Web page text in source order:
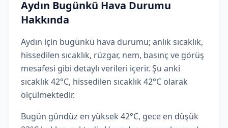
Aydın Bugünkü Hava Durumu
Hakkında
Aydın için bugünkü hava durumu; anlık sıcaklık,
hissedilen sıcaklık, rüzgar, nem, basınç ve görüş
mesafesi gibi detaylı verileri içerir. Şu anki
sıcaklık 42°C, hissedilen sıcaklık 42°C olarak
ölçülmektedir.
Bugün gündüz en yüksek 42°C, gece en düşük